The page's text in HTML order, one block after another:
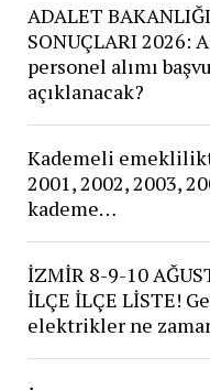
ADALET
SONUÇLARI 2026:
personel alımı
açıklanacak?
Kademeli
2001, 2002, 2003,
kademe…
İZMİR 8-9-10
İLÇE İLÇE LİSTE!
elektrikler ne